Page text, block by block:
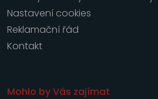
Nastavení cookies
Reklamační řád
Kontakt
Mohlo by Vás zajímat